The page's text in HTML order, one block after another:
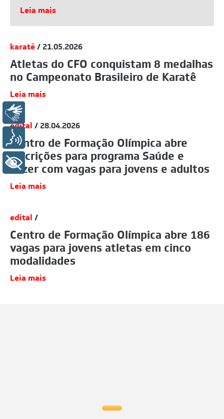
na Copa de 2026 reacendeu o debate,
Leia mais
karatê/ 21.05.2026
Atletas do CFO conquistam 8 medalhas
no Campeonato Brasileiro de Karatê
Leia mais
edital / 28.04.2026
Centro de Formação Olímpica abre
inscrições para programa Saúde e
Lazer com vagas para jovens e adultos
Leia mais
edital /
Centro de Formação Olímpica abre 186
vagas para jovens atletas em cinco
modalidades
Leia mais
+ Acessibilidade